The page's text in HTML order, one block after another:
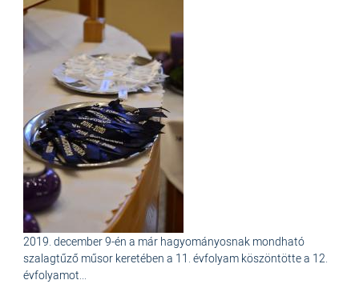
2019. december 9-én a már hagyományosnak mondható
szalagtűző műsor keretében a 11. évfolyam köszöntötte a 12.
évfolyamot...